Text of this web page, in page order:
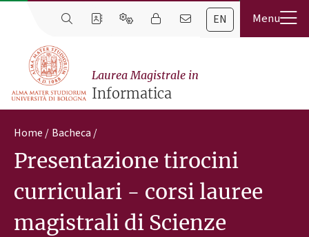
EN
Laurea Magistrale in
Informatica
Home Bacheca
Presentazione tirocini
curriculari - corsi lauree
magistrali di Scienze